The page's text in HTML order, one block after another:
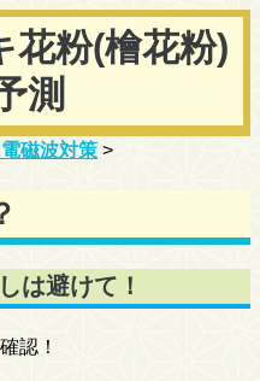
花粉(檜花粉)
測
磁波対策 >
は避けて！
認！